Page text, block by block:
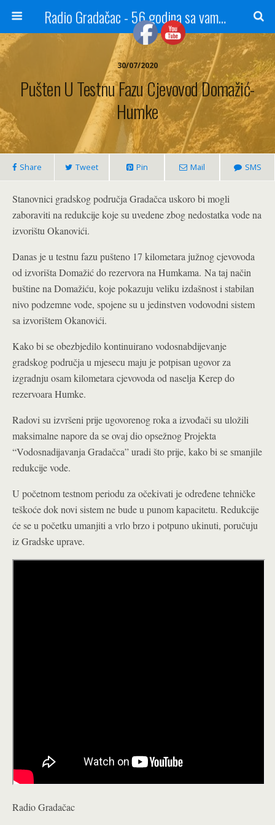
Radio Gradačac - 56 godina sa vama...
30/07/2020
Pušten U Testnu Fazu Cjevovod Domažić-
Humke
Share Tweet Pin Mail SMS
Stanovnici gradskog područja Gradačca uskoro bi mogli
zaboraviti na redukcije koje su uvedene zbog nedostatka vode na
izvorištu Okanovići.
Danas je u testnu fazu pušteno 17 kilometara južnog cjevovoda
od izvorišta Domažić do rezervora na Humkama. Na taj način
buštine na Domažiću, koje pokazuju veliku izdašnost i stabilan
nivo podzemne vode, spojene su u jedinstven vodovodni sistem
sa izvorištem Okanovići.
Kako bi se obezbjedilo kontinuirano vodosnabdijevanje
gradskog područja u mjesecu maju je potpisan ugovor za
izgradnju osam kilometara cjevovoda od naselja Kerep do
rezervoara Humke.
Radovi su izvršeni prije ugovorenog roka a izvođači su uložili
maksimalne napore da se ovaj dio opsežnog Projekta
“Vodosnadijavanja Gradačca” uradi što prije, kako bi se smanjile
redukcije vode.
U početnom testnom periodu za očekivati je određene tehničke
teškoće dok novi sistem ne bude u punom kapacitetu. Redukcije
će se u početku umanjiti a vrlo brzo i potpuno ukinuti, poručuju
iz Gradske uprave.
Radio Gradačac